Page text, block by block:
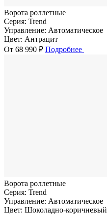
Ворота роллетные
Серия: Trend
Управление: Автоматическое
Цвет: Антрацит
От 68 990 ₽ Подробнее
Ворота роллетные
Серия: Trend
Управление: Автоматическое
Цвет: Шоколадно-коричневый